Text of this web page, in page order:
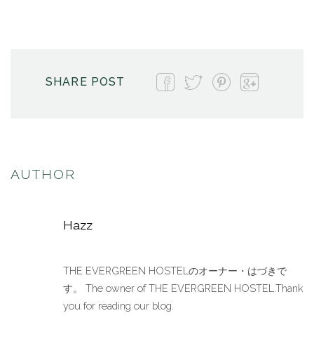
SHARE POST
AUTHOR
Hazz
THE EVERGREEN HOSTELのオーナー・はづきで
す。 The owner of THE EVERGREEN HOSTEL.Thank
you for reading our blog.